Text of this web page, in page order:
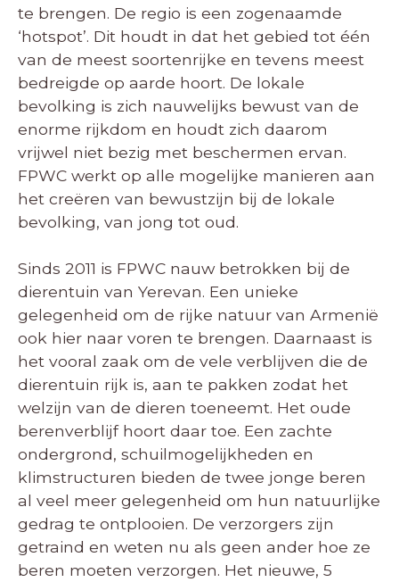
te brengen. De regio is een zogenaamde
‘hotspot’. Dit houdt in dat het gebied tot één
van de meest soortenrijke en tevens meest
bedreigde op aarde hoort. De lokale
bevolking is zich nauwelijks bewust van de
enorme rijkdom en houdt zich daarom
vrijwel niet bezig met beschermen ervan.
FPWC werkt op alle mogelijke manieren aan
het creëren van bewustzijn bij de lokale
bevolking, van jong tot oud.
Sinds 2011 is FPWC nauw betrokken bij de
dierentuin van Yerevan. Een unieke
gelegenheid om de rijke natuur van Armenië
ook hier naar voren te brengen. Daarnaast is
het vooral zaak om de vele verblijven die de
dierentuin rijk is, aan te pakken zodat het
welzijn van de dieren toeneemt. Het oude
berenverblijf hoort daar toe. Een zachte
ondergrond, schuilmogelijkheden en
klimstructuren bieden de twee jonge beren
al veel meer gelegenheid om hun natuurlijke
gedrag te ontplooien. De verzorgers zijn
getraind en weten nu als geen ander hoe ze
beren moeten verzorgen. Het nieuwe, 5